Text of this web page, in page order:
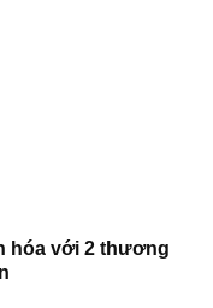
hóa với 2 thương